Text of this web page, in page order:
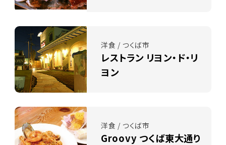
洋食 / つくば市
レストラン リヨン・ド・リ
ヨン
洋食 / つくば市
Groovy つくば東大通り